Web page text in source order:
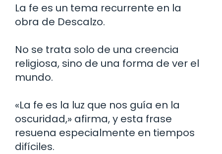
La fe es un tema recurrente en la
obra de Descalzo.
No se trata solo de una creencia
religiosa, sino de una forma de ver el
mundo.
«La fe es la luz que nos guía en la
oscuridad,» afirma, y esta frase
resuena especialmente en tiempos
difíciles.